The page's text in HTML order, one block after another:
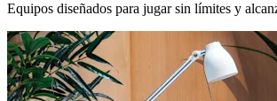
Equipos diseñados para jugar sin límites y